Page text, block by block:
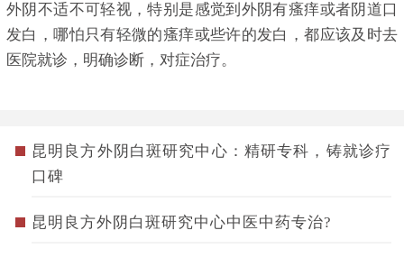
外阴不适不可轻视，特别是感觉到外阴有瘙痒或者阴道口
发白，哪怕只有轻微的瘙痒或些许的发白，都应该及时去
医院就诊，明确诊断，对症治疗。
昆明良方外阴白斑研究中心：精研专科，铸就诊疗
口碑
昆明良方外阴白斑研究中心中医中药专治?